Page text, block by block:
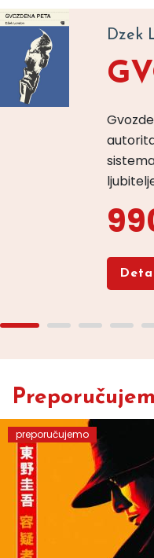
Dzek
preporučujemo